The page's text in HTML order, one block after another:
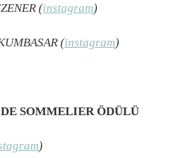
(instagram)
(instagram)
SOMMELIER ÖDÜLÜ
)